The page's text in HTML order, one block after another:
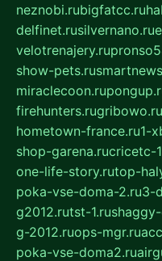
neznobi.rubigfatcc.ru
delfinet.rusilvernano.ru
velotrenajery.ru
show-pets.ru
miraclecoon.ru
firehunters.rugribowo.ru
hometown-france.ru1-
shop-garena.rucricetc-
one-life-story.rutop-
poka-vse-doma-2.ru3-
g2012.rutst-1.ru
g-2012.ruops-mgr.ru
poka-vse-doma2.ru